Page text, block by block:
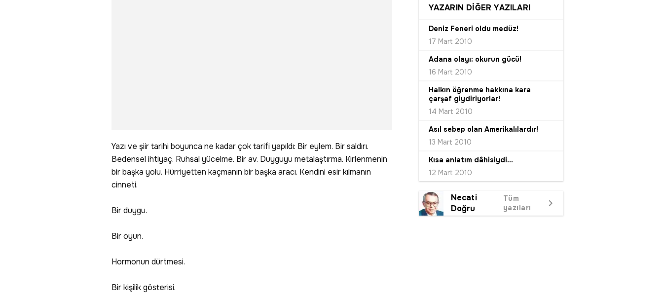
Yazı ve şiir tarihi boyunca ne kadar çok tarifi yapıldı: Bir eylem. Bir saldırı.
Bedensel ihtiyaç. Ruhsal yücelme. Bir av. Duyguyu metalaştırma. Kirlenmenin
bir başka yolu. Hürriyetten kaçmanın bir başka aracı. Kendini esir kılmanın
cinneti.
Bir duygu.
Bir oyun.
Hormonun dürtmesi.
Bir kişilik gösterisi.
YAZARIN DİĞER YAZILARI
Deniz Feneri oldu medüz!
17 Mart 2010
Adana olayı: okurun gücü!
16 Mart 2010
Halkın öğrenme hakkına kara
çarşaf giydiriyorlar!
14 Mart 2010
Asıl sebep olan Amerikalılardır!
13 Mart 2010
Kısa anlatım dâhisiydi...
12 Mart 2010
Necati
Doğru
Tüm
yazıları